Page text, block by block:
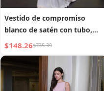
Vestido de compromiso
blanco de satén con tubo,
grácil, para mujer
$148.26$735.39